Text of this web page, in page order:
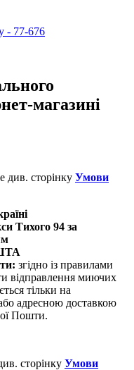
- 77-676
магазині
див. сторінку Умови
Тихого 94 за
згідно із правилами
відправлення миючих
тільки на
адресною доставкою
Пошти.
сторінку Умови